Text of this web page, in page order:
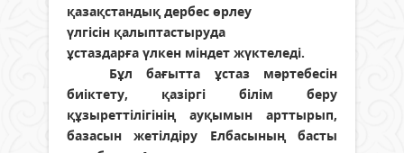
қазақстандық дербес өрлеу
үлгісін қалыптастыруда
ұстаздарға үлкен міндет жүктеледі.
Бұл бағытта ұстаз мәртебесін
биіктету, қазіргі білім беру
құзыреттілігінің ауқымын арттырып,
базасын жетілдіру Елбасының басты